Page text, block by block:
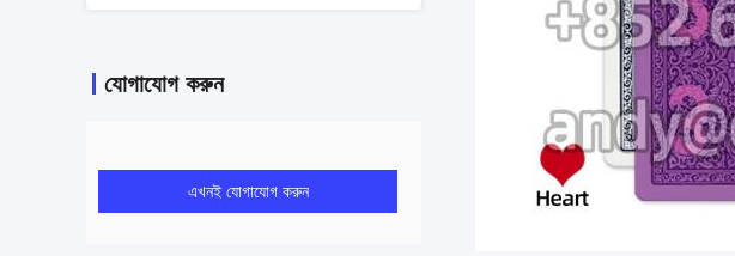
যোগাযোগ করুন
এখনই যোগাযোগ করুন